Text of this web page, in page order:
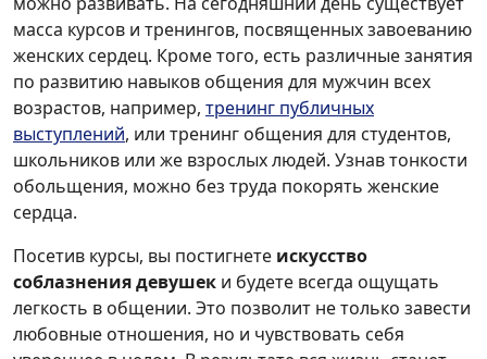
масса курсов и тренингов, посвященных завоеванию
женских сердец. Кроме того, есть различные занятия
по развитию навыков общения для мужчин всех
возрастов, например, тренинг публичных
выступлений, или тренинг общения для студентов,
школьников или же взрослых людей. Узнав тонкости
обольщения, можно без труда покорять женские
сердца.
Посетив курсы, вы постигнете искусство
соблазнения девушек и будете всегда ощущать
легкость в общении. Это позволит не только завести
любовные отношения, но и чувствовать себя